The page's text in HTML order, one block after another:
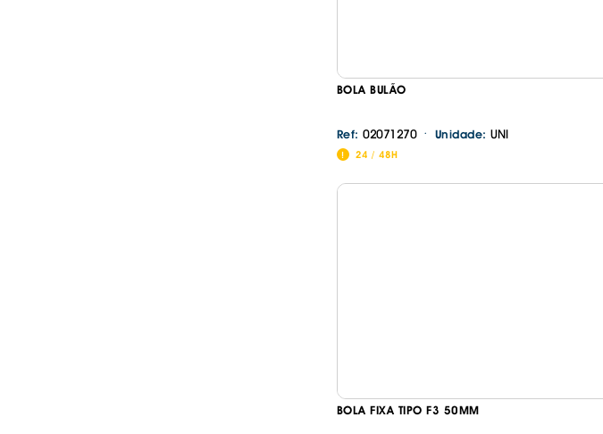
BOLA BULÃO
Ref: 02071270 · Unidade: UNI
24 / 48H
BOLA FIXA TIPO F3 50MM
Continuar a comprar